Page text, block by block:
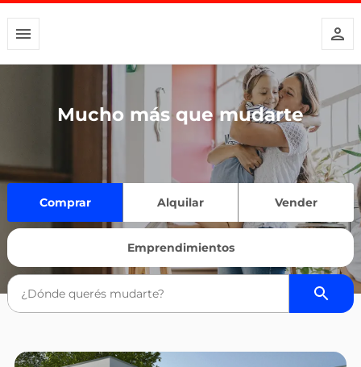
Mucho más que mudarte
Comprar Alquilar Vender
Emprendimientos